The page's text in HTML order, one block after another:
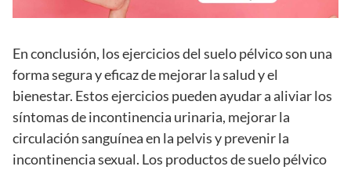
En conclusión, los ejercicios del suelo pélvico son una
forma segura y eficaz de mejorar la salud y el
bienestar. Estos ejercicios pueden ayudar a aliviar los
síntomas de incontinencia urinaria, mejorar la
circulación sanguínea en la pelvis y prevenir la
incontinencia sexual. Los productos de suelo pélvico